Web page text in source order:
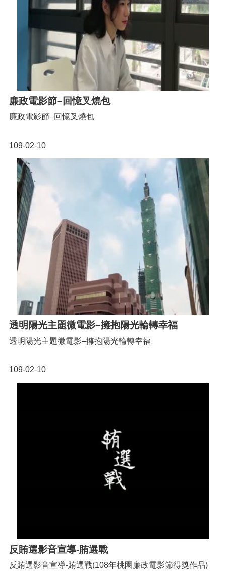
廉政電影節–回憶叉燒包
109-02-10
廉政電影節–回憶叉燒包
透明陽光主題微電影–擁抱陽光輪轉幸福
109-02-10
透明陽光主題微電影–擁抱陽光輪轉幸福
反賄選影音宣導-賄選戰
反賄選影音宣導-賄選戰(108年桃園廉政電影節得獎作品)